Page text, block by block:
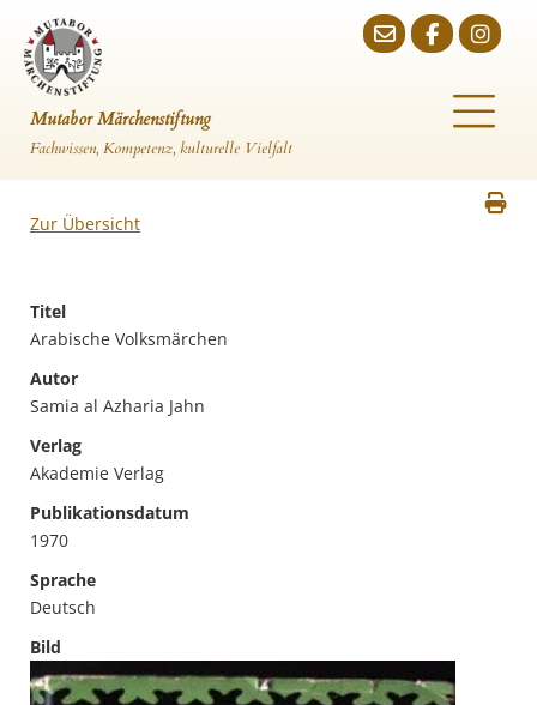
Mutabor Märchenstiftung
Fachwissen, Kompetenz, kulturelle Vielfalt
Zur Übersicht
Titel
Arabische Volksmärchen
Autor
Samia al Azharia Jahn
Verlag
Akademie Verlag
Publikationsdatum
1970
Sprache
Deutsch
Bild